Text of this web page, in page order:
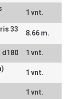
1 vnt.
33
8.66 m.
1 vnt.
1 vnt.
1 vnt.